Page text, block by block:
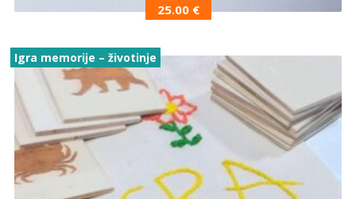
25.00 €
Igra memorije – životinje